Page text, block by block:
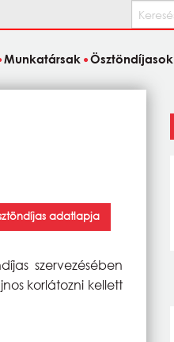
Keresés
Munkatársak Ösztöndíjasok
adatlapja
szervezésében
korlátozni kellett